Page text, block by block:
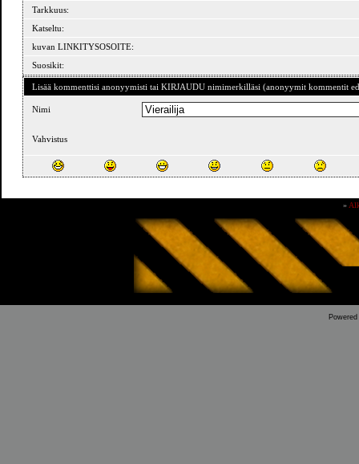
Tarkkuus:
Katseltu:
kuvan LINKITYSOSOITE:
Suosikit:
Lisää kommenttisi anonyymisti tai KIRJAUDU nimimerkilläsi (anonyymit kommentit
Nimi
Vahvistus
»